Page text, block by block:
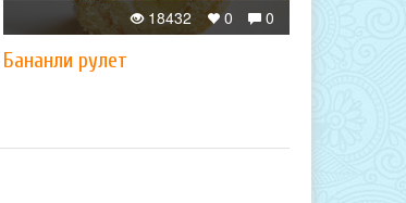
0
0
18432
Бананли рулет